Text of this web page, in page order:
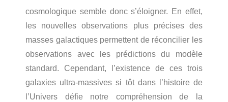
cosmologique semble donc s’éloigner. En effet,
les nouvelles observations plus précises des
masses galactiques permettent de réconcilier les
observations avec les prédictions du modèle
standard. Cependant, l’existence de ces trois
galaxies ultra-massives si tôt dans l’histoire de
l’Univers défie notre compréhension de la